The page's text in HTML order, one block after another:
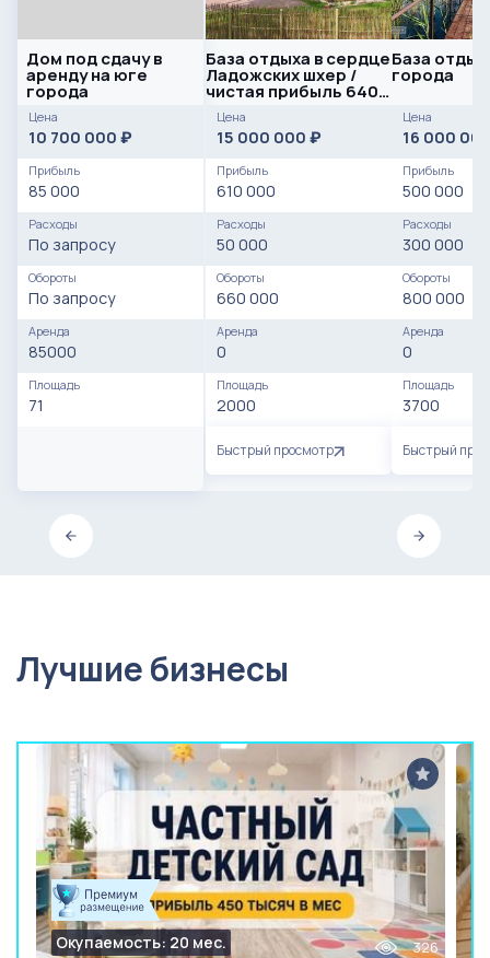
Дом под сдачу в
аренду на юге
города
Цена
10 700 000 ₽
Прибыль
85 000
Расходы
По запросу
Обороты
По запросу
Аренда
85000
Площадь
71
База отдыха в сердце
Ладожских шхер /
чистая прибыль 640
000 рублей
Цена
15 000 000 ₽
Прибыль
610 000
Расходы
50 000
Обороты
660 000
Аренда
0
Площадь
2000
Быстрый просмотр
База
города
Цена
16 000
Прибыль
500 000
Расходы
300 000
Обороты
800 000
Аренда
0
Площадь
3700
Быстрый
Лучшие бизнесы
Окупаемость: 20 мес. 326